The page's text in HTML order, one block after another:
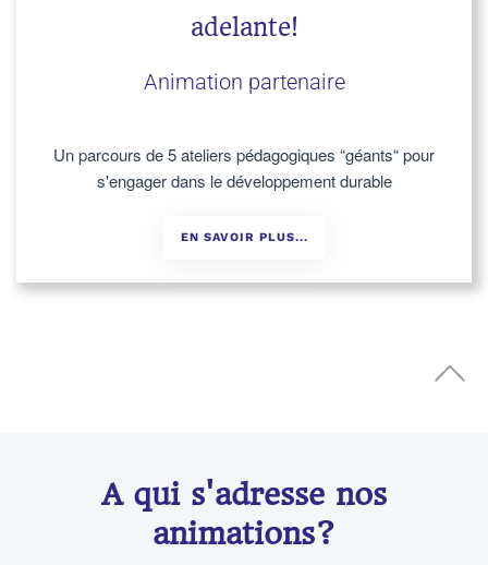
adelante!
Animation partenaire
Un parcours de 5 ateliers pédagogiques “géants“ pour
s'engager dans le développement durable
EN SAVOIR PLUS...
A qui s'adresse nos
animations?